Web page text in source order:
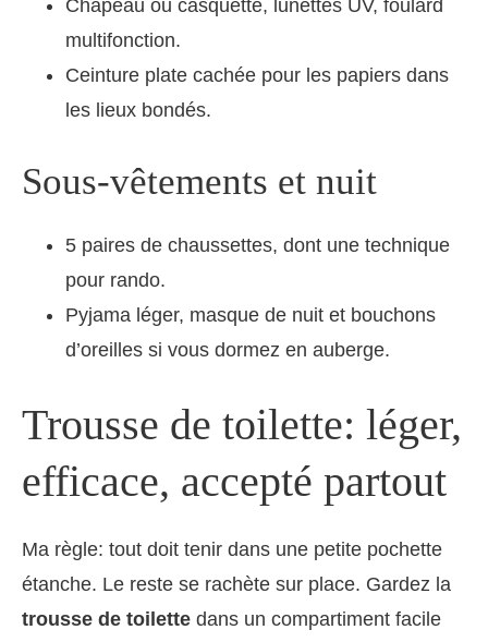
Chapeau ou casquette, lunettes UV, foulard
multifonction.
Ceinture plate cachée pour les papiers dans
les lieux bondés.
Sous-vêtements et nuit
5 paires de chaussettes, dont une technique
pour rando.
Pyjama léger, masque de nuit et bouchons
d’oreilles si vous dormez en auberge.
Trousse de toilette: léger,
efficace, accepté partout
Ma règle: tout doit tenir dans une petite pochette
étanche. Le reste se rachète sur place. Gardez la
trousse de toilette dans un compartiment facile